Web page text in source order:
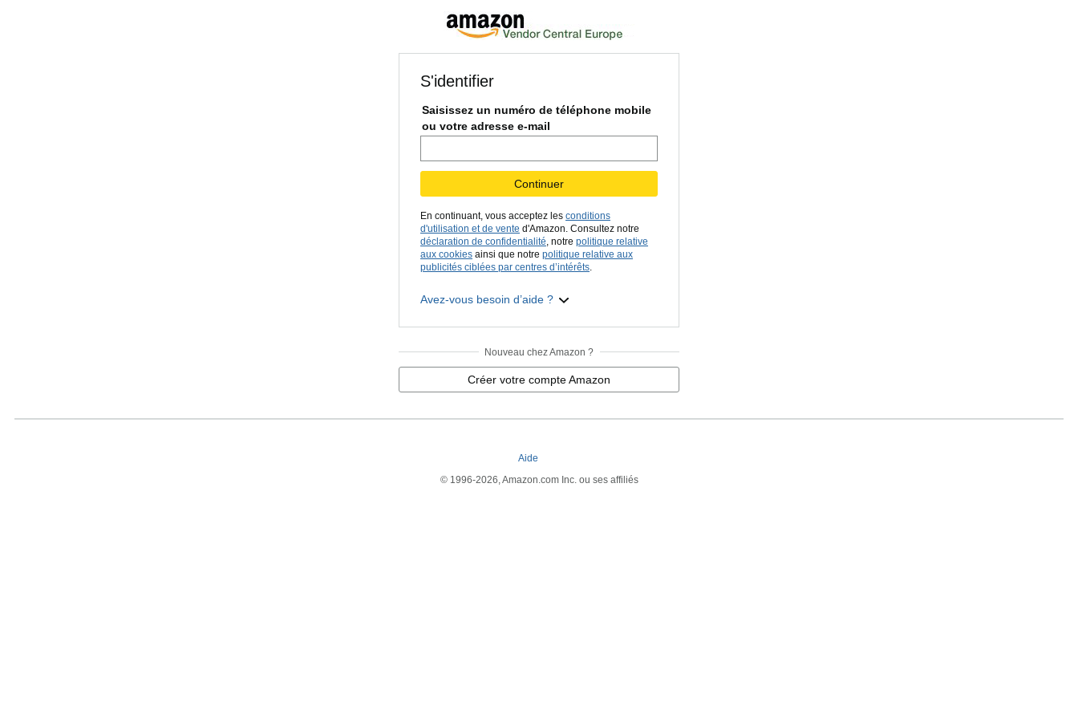
S'identifier
Saisissez un numéro de téléphone mobile
ou votre adresse e-mail
Continuer
En continuant, vous acceptez les conditions
d'utilisation et de vente d'Amazon. Consultez notre
déclaration de confidentialité, notre politique relative
aux cookies ainsi que notre politique relative aux
publicités ciblées par centres d’intérêts.
Avez-vous besoin d’aide ?
Nouveau chez Amazon ?
Créer votre compte Amazon
Aide
© 1996-2026, Amazon.com Inc. ou ses affiliés